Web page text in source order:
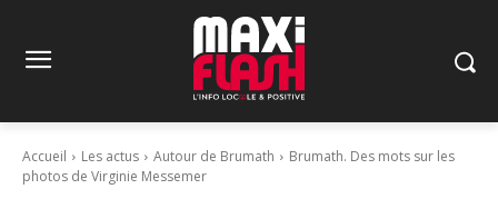
Accueil Les actus Autour de Brumath
Brumath. Des mots sur les
photos de Virginie Messemer